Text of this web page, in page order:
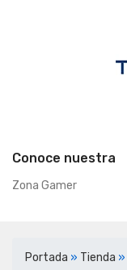
Conoce nuestra
Zona Gamer
Portada » Tienda »